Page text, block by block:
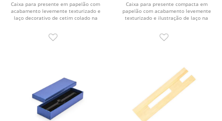
Caixa para presente em papelão com
acabamento levemente texturizado e
laço decorativo de cetim colado na
Caixa para presente compacta em
papelão com acabamento levemente
texturizado e ilustração de laço na